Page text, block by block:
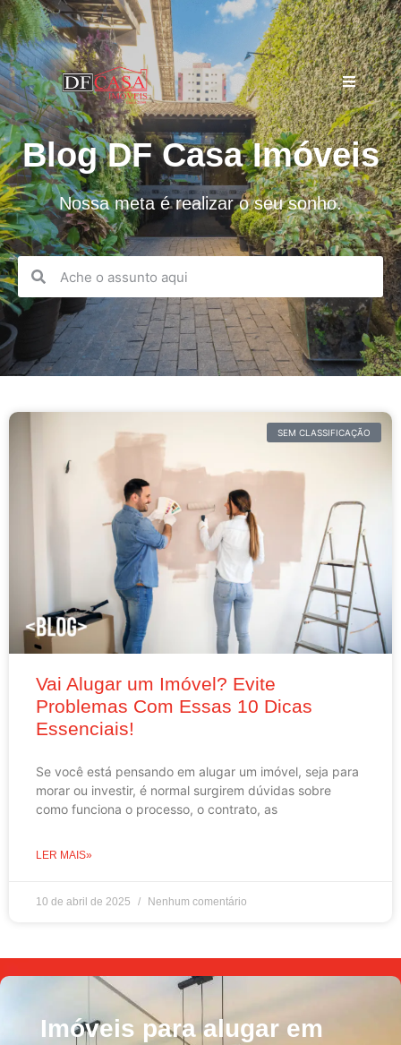
Blog DF Casa Imóveis
Nossa meta é realizar o seu sonho.
SEM CLASSIFICAÇÃO
Vai Alugar um Imóvel? Evite
Problemas Com Essas 10 Dicas
Essenciais!
Se você está pensando em alugar um imóvel, seja para
morar ou investir, é normal surgirem dúvidas sobre
como funciona o processo, o contrato, as
LER MAIS»
10 de abril de 2025 Nenhum comentário
Imóveis para alugar em